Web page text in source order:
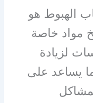
الهبوط هو
مواد خاصة
لزيادة
يساعد على